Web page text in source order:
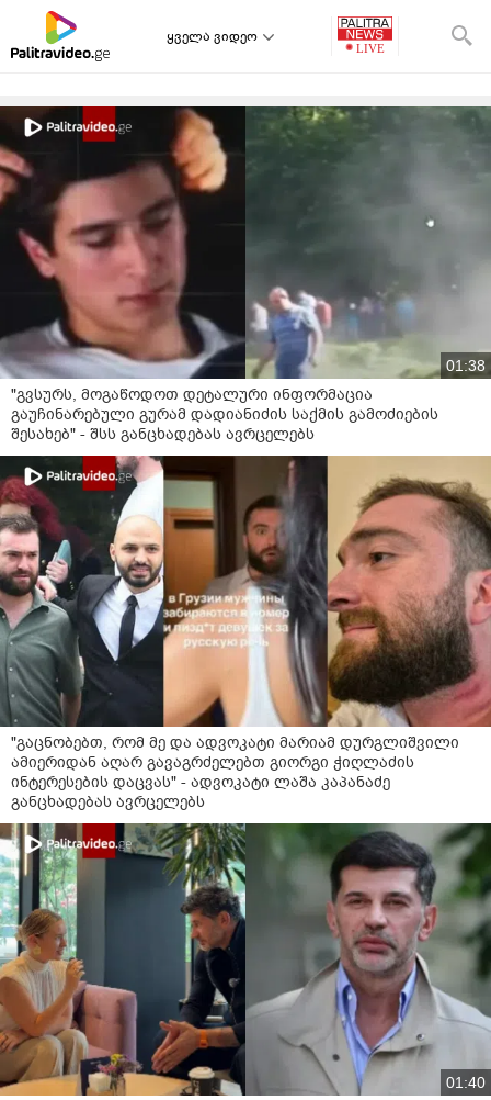
ყველა ვიდეო
01:38
"გვსურს, მოგაწოდოთ დეტალური ინფორმაცია
გაუჩინარებული გურამ დადიანიძის საქმის გამოძიების
შესახებ" - შსს განცხადებას ავრცელებს
"გაცნობებთ, რომ მე და ადვოკატი მარიამ დურგლიშვილი
ამიერიდან აღარ გავაგრძელებთ გიორგი ჭიღლაძის
ინტერესების დაცვას" - ადვოკატი ლაშა კაპანაძე
განცხადებას ავრცელებს
01:40